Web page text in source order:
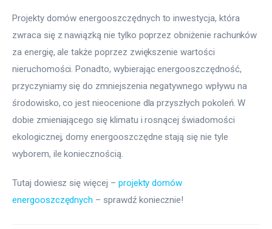
Projekty domów energooszczędnych to inwestycja, która
zwraca się z nawiązką nie tylko poprzez obniżenie rachunków
za energię, ale także poprzez zwiększenie wartości
nieruchomości. Ponadto, wybierając energooszczędność,
przyczyniamy się do zmniejszenia negatywnego wpływu na
środowisko, co jest nieocenione dla przyszłych pokoleń. W
dobie zmieniającego się klimatu i rosnącej świadomości
ekologicznej, domy energooszczędne stają się nie tyle
wyborem, ile koniecznością.
Tutaj dowiesz się więcej – projekty domów
energooszczędnych – sprawdź koniecznie!